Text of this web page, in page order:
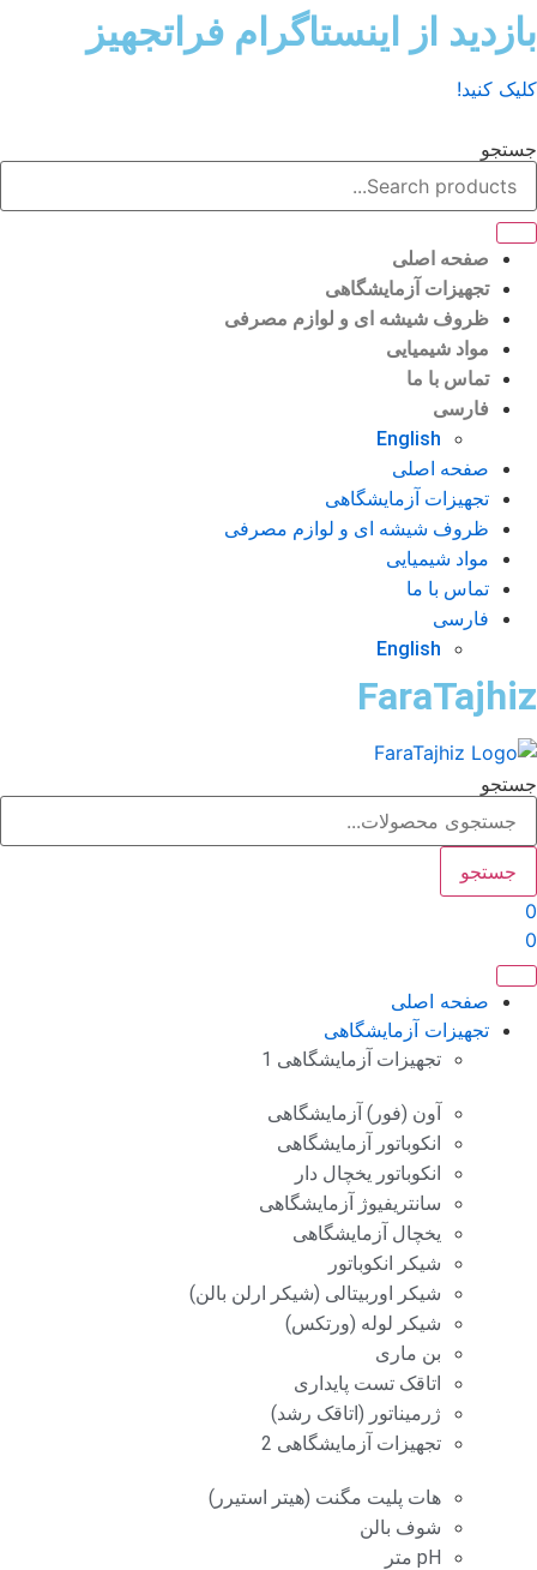
از اینستاگرام فراتجهیز
کنید!
صفحه اصلی
تجهیزات آزمایشگاهی
ظروف شیشه ای و لوازم مصرفی
مواد شیمیایی
تماس با ما
فارسی
English
صفحه اصلی
تجهیزات آزمایشگاهی
ظروف شیشه ای و لوازم مصرفی
مواد شیمیایی
تماس با ما
فارسی
English
جستجو
صفحه اصلی
تجهیزات آزمایشگاهی
تجهیزات آزمایشگاهی 1
آون (فور) آزمایشگاهی
انکوباتور آزمایشگاهی
انکوباتور یخچال دار
سانتریفیوژ آزمایشگاهی
یخچال آزمایشگاهی
شیکر انکوباتور
شیکر اوربیتالی (شیکر ارلن بالن)
شیکر لوله (ورتکس)
بن ماری
اتاقک تست پایداری
ژرمیناتور (اتاقک رشد)
تجهیزات آزمایشگاهی 2
هات پلیت مگنت (هیتر استیرر)
شوف بالن
pH متر